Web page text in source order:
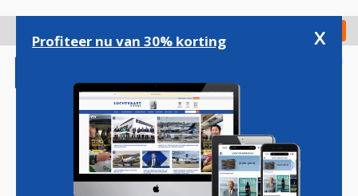
gaan
Check in
Magazine Podcasts Vacatures
Profiteer nu van 30% korting x